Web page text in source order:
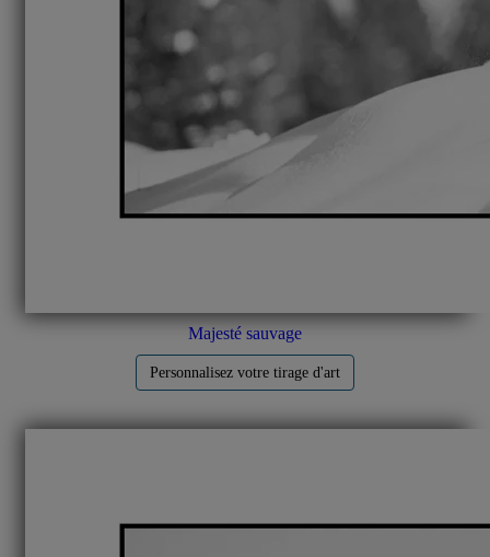
Majesté sauvage
Personnalisez votre tirage d'art